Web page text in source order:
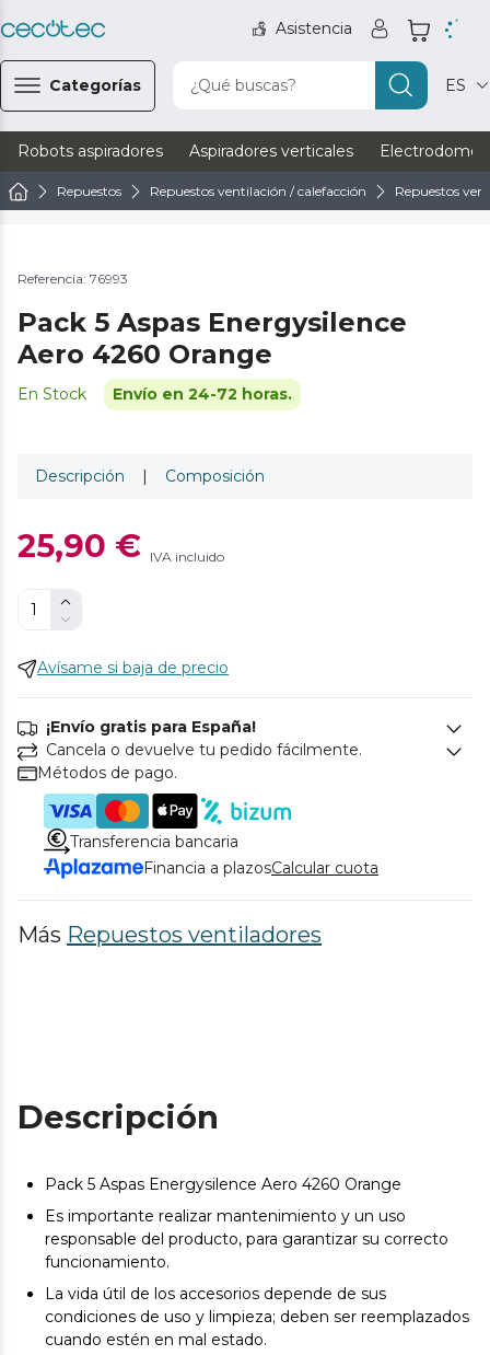
Asistencia
Categorías ¿Qué buscas? ES
Robots aspiradores Aspiradores verticales
Repuestos Repuestos ventilación / calefacción Repuestos
Referencia: 76993
Pack 5 Aspas Energysilence
Aero 4260 Orange
En Stock Envío en 24-72 horas.
Descripción | Composición
25,90 € IVA incluido
Avísame si baja de precio
¡Envío gratis para España!
Cancela o devuelve tu pedido fácilmente.
Métodos de pago.
Transferencia bancaria
Financia a plazosCalcular cuota
Más Repuestos ventiladores
Descripción
Pack 5 Aspas Energysilence Aero 4260 Orange
Es importante realizar mantenimiento y un uso
responsable del producto, para garantizar su correcto
funcionamiento.
La vida útil de los accesorios depende de sus
condiciones de uso y limpieza; deben ser reemplazados
cuando estén en mal estado.